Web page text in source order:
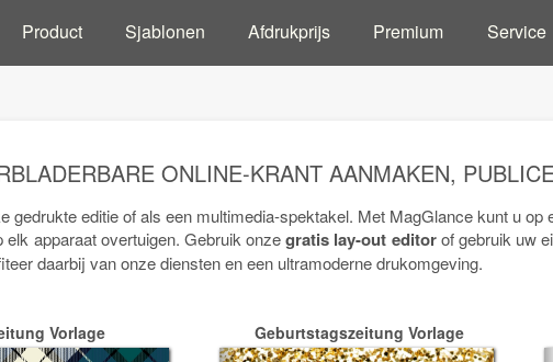
Product Sjablonen Afdrukprijs Premium Service
ONLINE-KRANT AANMAKEN,
gedrukte editie of als een multimedia-spektakel. Met MagGlance kunt u
elk apparaat overtuigen. Gebruik onzegratis lay-out editorof gebruik uw
daarbij van onze diensten en een ultramoderne drukomgeving.
Vorlage Geburtstagszeitung Vorlage